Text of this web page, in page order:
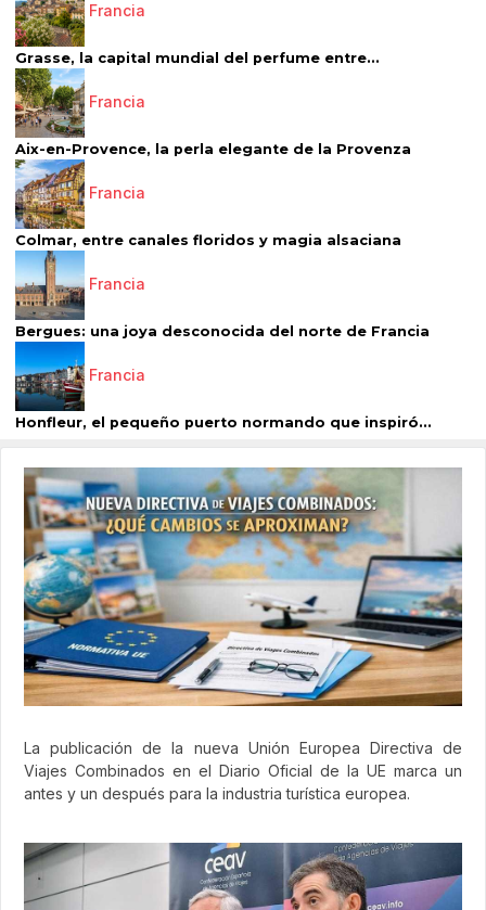
Francia
Grasse, la capital mundial del perfume entre...
Francia
Aix-en-Provence, la perla elegante de la Provenza
Francia
Colmar, entre canales floridos y magia alsaciana
Francia
Bergues: una joya desconocida del norte de Francia
Francia
Honfleur, el pequeño puerto normando que inspiró...
La publicación de la nueva Unión Europea Directiva de
Viajes Combinados en el Diario Oficial de la UE marca un
antes y un después para la industria turística europea.